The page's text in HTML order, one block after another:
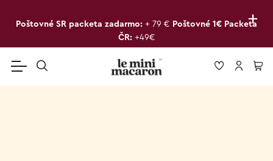
+
Poštovné SR packeta zadarmo: + 79 € Poštovné 1€ Packeta
ČR: +49€